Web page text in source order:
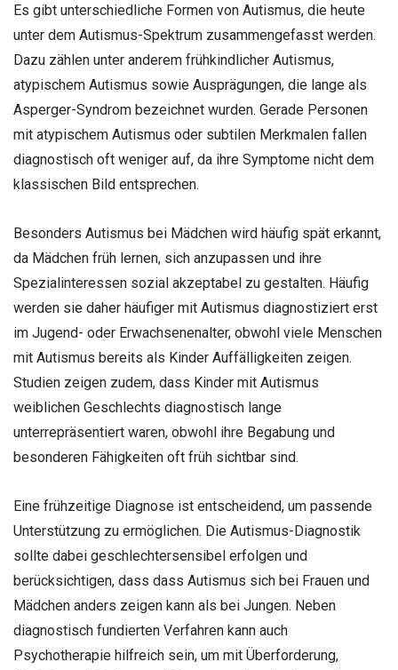
Es gibt unterschiedliche Formen von Autismus, die heute
unter dem Autismus-Spektrum zusammengefasst werden.
Dazu zählen unter anderem frühkindlicher Autismus,
atypischem Autismus sowie Ausprägungen, die lange als
Asperger-Syndrom bezeichnet wurden. Gerade Personen
mit atypischem Autismus oder subtilen Merkmalen fallen
diagnostisch oft weniger auf, da ihre Symptome nicht dem
klassischen Bild entsprechen.
Besonders Autismus bei Mädchen wird häufig spät erkannt,
da Mädchen früh lernen, sich anzupassen und ihre
Spezialinteressen sozial akzeptabel zu gestalten. Häufig
werden sie daher häufiger mit Autismus diagnostiziert erst
im Jugend- oder Erwachsenenalter, obwohl viele Menschen
mit Autismus bereits als Kinder Auffälligkeiten zeigen.
Studien zeigen zudem, dass Kinder mit Autismus
weiblichen Geschlechts diagnostisch lange
unterrepräsentiert waren, obwohl ihre Begabung und
besonderen Fähigkeiten oft früh sichtbar sind.
Eine frühzeitige Diagnose ist entscheidend, um passende
Unterstützung zu ermöglichen. Die Autismus-Diagnostik
sollte dabei geschlechtersensibel erfolgen und
berücksichtigen, dass dass Autismus sich bei Frauen und
Mädchen anders zeigen kann als bei Jungen. Neben
diagnostisch fundierten Verfahren kann auch
Psychotherapie hilfreich sein, um mit Überforderung,